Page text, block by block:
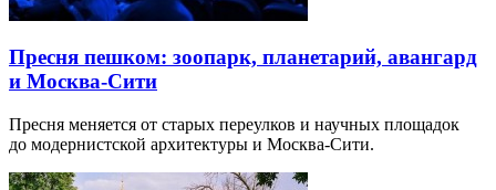
Пресня пешком: зоопарк, планетарий, авангард
и Москва-Сити
Пресня меняется от старых переулков и научных площадок
до модернистской архитектуры и Москва-Сити.